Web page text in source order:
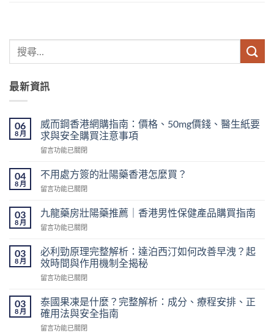
最新資訊
06
8 月
威而鋼香港網購指南：價格、50mg價錢、醫生紙要
求與安全購買注意事項
在
而
鋼
香
網
購
指
價
格、
50mg
錢、
醫
生
紙
留言功能已關閉
04
8 月
不用處方簽的壯陽藥香港怎麼買？
在
用
處
方
的
壯
藥
港
怎
麼
留言功能已關閉
03
8 月
九龍藥房壯陽藥推薦｜香港男性保健產品購買指南
在
龍
藥
房
壯
藥
推
薦
｜
留言功能已關閉
03
8 月
必利勁原理完整解析：達泊西汀如何改善早洩？起
效時間與作用機制全揭秘
在
利
勁
原
理
留言功能已關閉
03
8 月
泰國果凍是什麼？完整解析：成分、療程安排、正
確用法與安全指南
在
留言功能已關閉